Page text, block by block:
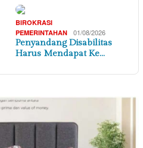
BIROKRASI
PEMERINTAHAN
01/08/2026
Penyandang Disabilitas
Harus Mendapat Ke…